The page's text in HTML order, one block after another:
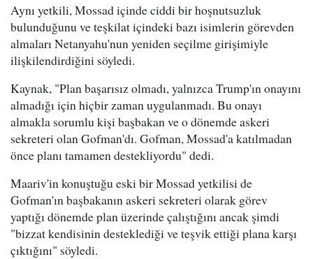
Aynı yetkili, Mossad içinde ciddi bir hoşnutsuzluk
bulunduğunu ve teşkilat içindeki bazı isimlerin görevden
almaları Netanyahu'nun yeniden seçilme girişimiyle
ilişkilendirdiğini söyledi.
Kaynak, "Plan başarısız olmadı, yalnızca Trump'ın onayını
almadığı için hiçbir zaman uygulanmadı. Bu onayı
almakla sorumlu kişi başbakan ve o dönemde askeri
sekreteri olan Gofman'dı. Gofman, Mossad'a katılmadan
önce planı tamamen destekliyordu" dedi.
Maariv'in konuştuğu eski bir Mossad yetkilisi de
Gofman'ın başbakanın askeri sekreteri olarak görev
yaptığı dönemde plan üzerinde çalıştığını ancak şimdi
"bizzat kendisinin desteklediği ve teşvik ettiği plana karşı
çıktığını" söyledi.